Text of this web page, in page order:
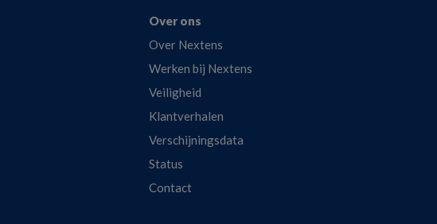
Over ons
Over Nextens
Werken bij Nextens
Veiligheid
Klantverhalen
Verschijningsdata
Status
Contact